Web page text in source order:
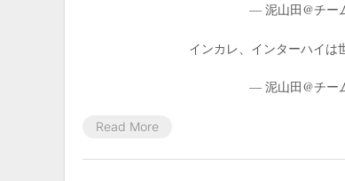
— 泥山田@チー
インカレ、インターハイは
— 泥山田@チー
Read More